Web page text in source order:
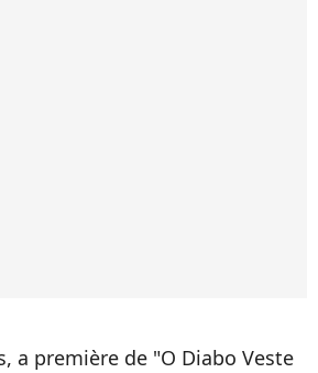
a première de "O Diabo Veste